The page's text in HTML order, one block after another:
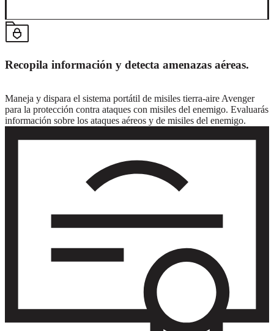
Recopila información y detecta amenazas aéreas.
Maneja y dispara el sistema portátil de misiles tierra-aire Avenger
para la protección contra ataques con misiles del enemigo. Evaluarás
información sobre los ataques aéreos y de misiles del enemigo.